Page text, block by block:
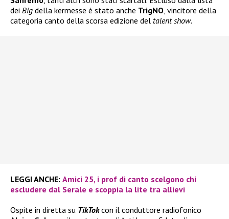
dei Big della kermesse è stato anche TrigNO, vincitore della
categoria canto della scorsa edizione del talent show.
LEGGI ANCHE: Amici 25, i prof di canto scelgono chi
escludere dal Serale e scoppia la lite tra allievi
Ospite in diretta su TikTokcon il conduttore radiofonico